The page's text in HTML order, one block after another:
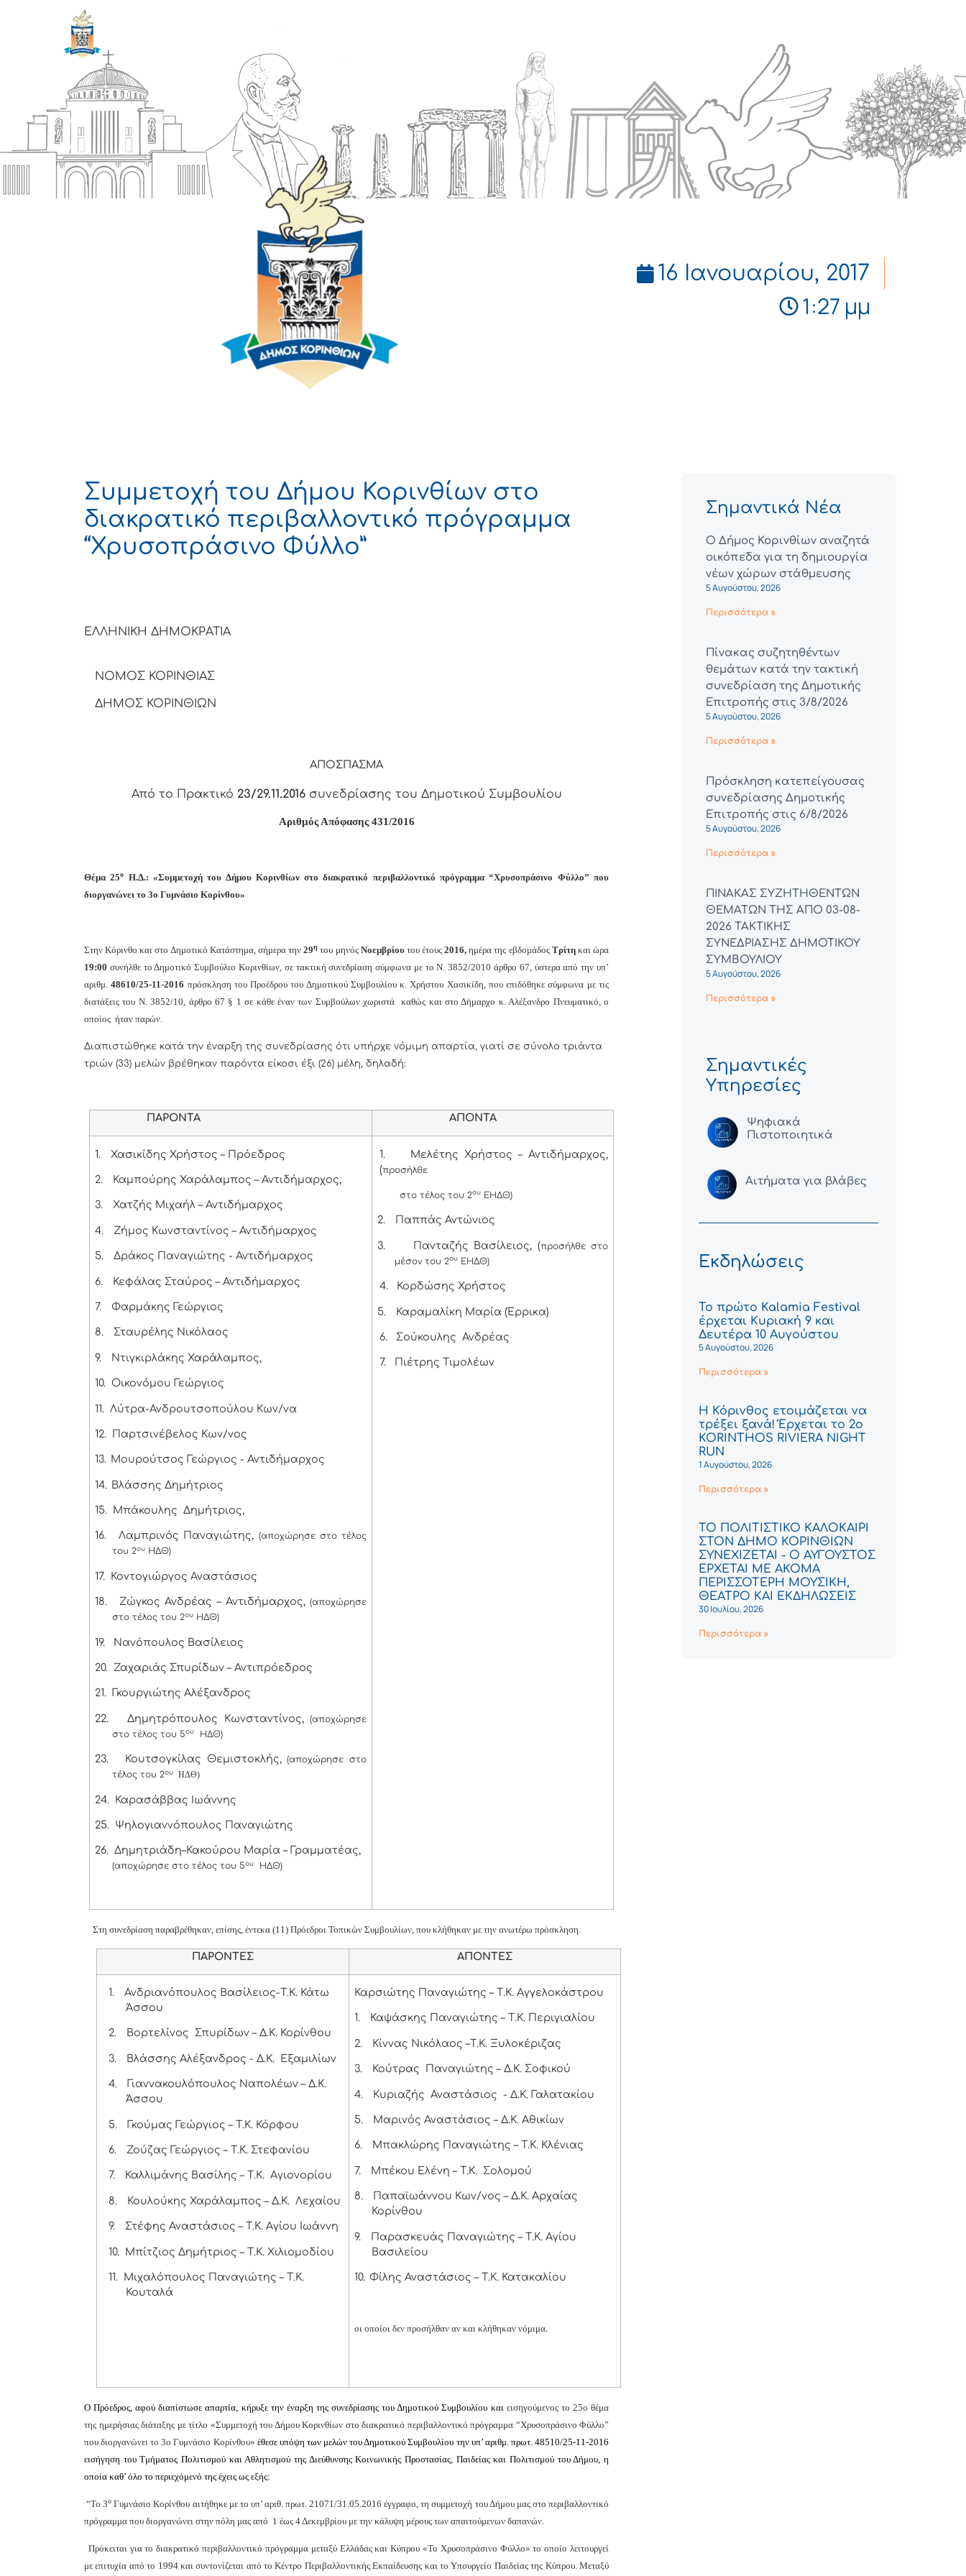
16 Ιανουαρίου, 2017
1:27 μμ
Συμμετοχή του Δήμου Κορινθίων στο
διακρατικό περιβαλλοντικό πρόγραμμα
“Χρυσοπράσινο Φύλλο”
ΕΛΛΗΝΙΚΗ ΔΗΜΟΚΡΑΤΙΑ
ΝΟΜΟΣ ΚΟΡΙΝΘΙΑΣ
ΔΗΜΟΣ ΚΟΡΙΝΘΙΩΝ
ΑΠΟΣΠΑΣΜΑ
Από το Πρακτικό 23/29.11.2016συνεδρίασης του Δημοτικού Συμβουλίου
Αριθμός Απόφασης431/2016
Θέμα 25ο
Η.Δ.: «Συμμετοχή του Δήμου Κορινθίων στο διακρατικό περιβαλλοντικό πρόγραμμα “Χρυσοπράσινο Φύλλο” που
διοργανώνει το 3ο Γυμνάσιο Κορίνθου»
Στην Κόρινθο και στο Δημοτικό Κατάστημα, σήμερα την29η του μηνός Νοεμβρίουτου έτους2016, ημέρα της εβδομάδος Τρίτη και ώρα
19:00 συνήλθε το Δημοτικό Συμβούλιο Κορινθίων, σε τακτική συνεδρίαση σύμφωνα με το Ν. 3852/2010 άρθρο 67, ύστερα από την υπ’
αριθμ.48610/25-11-2016 πρόσκληση του Προέδρου του Δημοτικού Συμβουλίου κ. Χρήστου Χασικίδη, που επιδόθηκε σύμφωνα με τις
διατάξεις του Ν. 3852/10, άρθρο 67 § 1 σε κάθε έναν των Συμβούλων χωριστά καθώς και στο Δήμαρχο κ. Αλέξανδρο Πνευματικό, ο
οποίος ήταν παρών.
Διαπιστώθηκε κατά την έναρξη της συνεδρίασης ότι υπήρχε νόμιμη απαρτία, γιατί σε σύνολο τριάντα
τριών (33) μελών βρέθηκαν παρόντα είκοσι έξι (26) μέλη, δηλαδή:
ΠΑΡΟΝΤΑ ΑΠΟΝΤΑ
1. Χασικίδης Χρήστος – Πρόεδρος
2. Καμπούρης Χαράλαμπος – Αντιδήμαρχος,
3. Χατζής Μιχαήλ – Αντιδήμαρχος
4. Ζήμος Κωνσταντίνος – Αντιδήμαρχος
5. Δράκος Παναγιώτης - Αντιδήμαρχος
6. Κεφάλας Σταύρος – Αντιδήμαρχος
7. Φαρμάκης Γεώργιος
8. Σταυρέλης Νικόλαος
9. Ντιγκιρλάκης Χαράλαμπος,
10. Οικονόμου Γεώργιος
11. Λύτρα-Ανδρουτσοπούλου Κων/να
12. Παρτσινέβελος Κων/νος
13. Μουρούτσος Γεώργιος - Αντιδήμαρχος
14. Βλάσσης Δημήτριος
15. Μπάκουλης Δημήτριος,
16. Λαμπρινός Παναγιώτης, (αποχώρησε στο τέλος
του 2ου ΗΔΘ)
17. Κοντογιώργος Αναστάσιος
18. Ζώγκος Ανδρέας – Αντιδήμαρχος, (αποχώρησε
στο τέλος του 2ου ΗΔΘ)
19. Νανόπουλος Βασίλειος
20. Ζαχαριάς Σπυρίδων – Αντιπρόεδρος
21. Γκουργιώτης Αλέξανδρος
22. Δημητρόπουλος Κωνσταντίνος, (αποχώρησε
στο τέλος του 5ου ΗΔΘ)
23. Κουτσογκίλας Θεμιστοκλής,(αποχώρησε στο
τέλος του 2ου ΗΔΘ)
24. Καρασάββας Ιωάννης
25. Ψηλογιαννόπουλος Παναγιώτης
26. Δημητριάδη–Κακούρου Μαρία – Γραμματέας,
(αποχώρησε στο τέλος του 5ου ΗΔΘ)
1.
Μελέτης Χρήστος – Αντιδήμαρχος,
(προσήλθε
στο τέλος του 2ουΕΗΔΘ)
2. Παππάς Αντώνιος
3. Πανταζής Βασίλειος, (προσήλθε στο
μέσον του 2ου ΕΗΔΘ)
4. Κορδώσης Χρήστος
5. Καραμαλίκη Μαρία (Έρρικα)
6. Σούκουλης Ανδρέας
7. Πιέτρης Τιμολέων
Στη συνεδρίαση παραβρέθηκαν, επίσης, έντεκα (11) Πρόεδροι Τοπικών Συμβουλίων, που κλήθηκαν με την ανωτέρω πρόσκληση.
ΠΑΡΟΝΤΕΣ ΑΠΟΝΤΕΣ
1.
Ανδριανόπουλος Βασίλειος-Τ.Κ. Κάτω
Άσσου
2. Βορτελίνος Σπυρίδων – Δ.Κ. Κορίνθου
3. Βλάσσης Αλέξανδρος - Δ.Κ. Εξαμιλίων
4.
Γιαννακουλόπουλος Ναπολέων – Δ.Κ.
Άσσου
5. Γκούμας Γεώργιος – Τ.Κ. Κόρφου
6. Ζούζας Γεώργιος – Τ.Κ. Στεφανίου
7. Καλλιμάνης Βασίλης – Τ.Κ. Αγιονορίου
8. Κουλούκης Χαράλαμπος – Δ.Κ. Λεχαίου
9. Στέφης Αναστάσιος – Τ.Κ. Αγίου Ιωάννη
10. Μπίτζιος Δημήτριος – Τ.Κ. Χιλιομοδίου
11.
Μιχαλόπουλος Παναγιώτης – Τ.Κ.
Κουταλά
Καρσιώτης Παναγιώτης – Τ.Κ. Αγγελοκάστρου
1. Καψάσκης Παναγιώτης – Τ.Κ. Περιγιαλίου
2. Κίννας Νικόλαος –Τ.Κ. Ξυλοκέριζας
3. Κούτρας Παναγιώτης – Δ.Κ. Σοφικού
4. Κυριαζής Αναστάσιος - Δ.Κ. Γαλατακίου
5. Μαρινός Αναστάσιος – Δ.Κ. Αθικίων
6. Μπακλώρης Παναγιώτης – Τ.Κ. Κλένιας
7. Μπέκου Ελένη – Τ.Κ. Σολομού
8.
Παπαϊωάννου Κων/νος – Δ.Κ. Αρχαίας
Κορίνθου
9.
Παρασκευάς Παναγιώτης – Τ.Κ. Αγίου
Βασιλείου
10. Φίλης Αναστάσιος – Τ.Κ. Κατακαλίου
οι οποίοι δεν προσήλθαν αν και κλήθηκαν νόμιμα.
Ο Πρόεδρος, αφού διαπίστωσε απαρτία, κήρυξε την έναρξη της συνεδρίασης του Δημοτικού Συμβουλίου και εισηγούμενος το 25ο θέμα
της ημερήσιας διάταξης με τίτλο «Συμμετοχή του Δήμου Κορινθίων στο διακρατικό περιβαλλοντικό πρόγραμμα “Χρυσοπράσινο Φύλλο”
που διοργανώνει το 3ο Γυμνάσιο Κορίνθου» έθεσε υπόψη των μελών του Δημοτικού Συμβουλίου την υπ’ αριθμ. πρωτ. 48510/25-11-2016
εισήγηση του Τμήματος Πολιτισμού και Αθλητισμού της Διεύθυνσης Κοινωνικής Προστασίας, Παιδείας και Πολιτισμού του Δήμου, η
οποία καθ’ όλο το περιεχόμενό της έχεις ως εξής:
“Το 3ο Γυμνάσιο Κορίνθου αιτήθηκε με το υπ’ αριθ. πρωτ. 21071/31.05.2016 έγγραφο, τη συμμετοχή του Δήμου μας στο περιβαλλοντικό
πρόγραμμα που διοργανώνει στην πόλη μας από 1 έως 4 Δεκεμβρίου με την κάλυψη μέρους των απαιτούμενων δαπανών.
Πρόκειται για το διακρατικό περιβαλλοντικό πρόγραμμα μεταξύ Ελλάδας και Κύπρου «Το Χρυσοπράσινο Φύλλο» το οποίο λειτουργεί
με επιτυχία από το 1994 και συντονίζεται από το Κέντρο Περιβαλλοντικής Εκπαίδευσης και το Υπουργείο Παιδείας της Κύπρου. Μεταξύ
Σημαντικά Νέα
Ο Δήμος Κορινθίων αναζητά
οικόπεδα για τη δημιουργία
νέων χώρων στάθμευσης
5 Αυγούστου, 2026
Περισσότερα »
Πίνακας συζητηθέντων
θεμάτων κατά την τακτική
συνεδρίαση της Δημοτικής
Επιτροπής στις 3/8/2026
5 Αυγούστου, 2026
Περισσότερα »
Πρόσκληση κατεπείγουσας
συνεδρίασης Δημοτικής
Επιτροπής στις 6/8/2026
5 Αυγούστου, 2026
Περισσότερα »
ΠΙΝΑΚΑΣ ΣΥΖΗΤΗΘΕΝΤΩΝ
ΘΕΜΑΤΩΝ ΤΗΣ ΑΠΟ 03-08-
2026 ΤΑΚΤΙΚΗΣ
ΣΥΝΕΔΡΙΑΣΗΣ ΔΗΜΟΤΙΚΟΥ
ΣΥΜΒΟΥΛΙΟΥ
5 Αυγούστου, 2026
Περισσότερα »
Σημαντικές
Υπηρεσίες
Ψηφιακά
Πιστοποιητικά
Αιτήματα για βλάβες
Εκδηλώσεις
Το πρώτο Kalamia Festival
έρχεται Κυριακή 9 και
Δευτέρα 10 Αυγούστου
5 Αυγούστου, 2026
Περισσότερα »
Η Κόρινθος ετοιμάζεται να
τρέξει ξανά! Έρχεται το 2ο
KORINTHOS RIVIERA NIGHT
RUN
1 Αυγούστου, 2026
Περισσότερα »
ΤΟ ΠΟΛΙΤΙΣΤΙΚΟ ΚΑΛΟΚΑΙΡΙ
ΣΤΟΝ ΔΗΜΟ ΚΟΡΙΝΘΙΩΝ
ΣΥΝΕΧΙΖΕΤΑΙ - Ο ΑΥΓΟΥΣΤΟΣ
ΕΡΧΕΤΑΙ ΜΕ ΑΚΟΜΑ
ΠΕΡΙΣΣΟΤΕΡΗ ΜΟΥΣΙΚΗ,
ΘΕΑΤΡΟ ΚΑΙ ΕΚΔΗΛΩΣΕΙΣ
30 Ιουλίου, 2026
Περισσότερα »